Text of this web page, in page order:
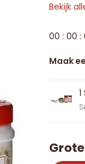
Bekijk
00 : 00 :
Maak